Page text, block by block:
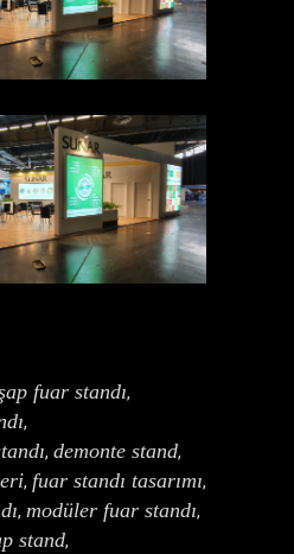
fuar standı,
,
, demonte stand,
, fuar standı tasarımı,
, modüler fuar standı,
stand,